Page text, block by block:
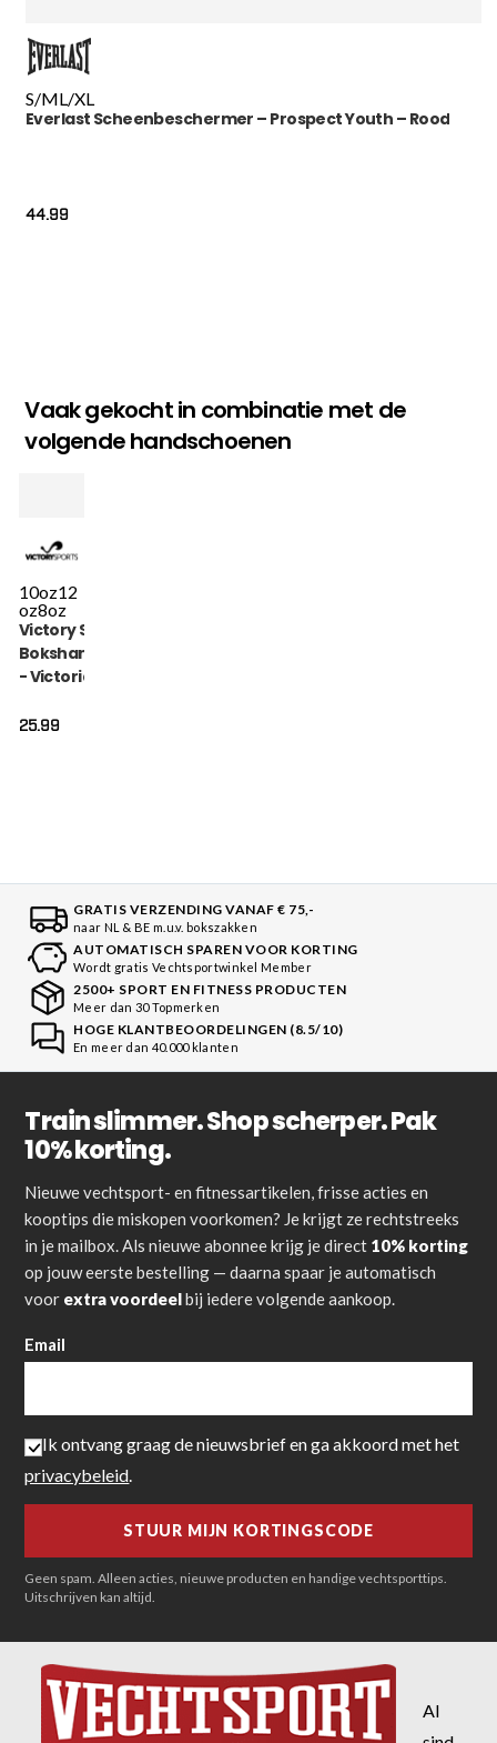
S/ML/XL
Everlast Scheenbeschermer – Prospect Youth – Rood
44.99
Vaak gekocht in combinatie met de
volgende handschoenen
10oz12
oz8oz
Victory Sports
Bokshandschoen
- Victorian - Roze
25.99
GRATIS VERZENDING VANAF € 75,-
naar NL & BE m.u.v. bokszakken
AUTOMATISCH SPAREN VOOR KORTING
Wordt gratis Vechtsportwinkel Member
2500+ SPORT EN FITNESS PRODUCTEN
Meer dan 30 Topmerken
HOGE KLANTBEOORDELINGEN (8.5/10)
En meer dan 40.000 klanten
Train slimmer. Shop scherper. Pak
10% korting.
Nieuwe vechtsport- en fitnessartikelen, frisse acties en
kooptips die miskopen voorkomen? Je krijgt ze rechtstreeks
in je mailbox. Als nieuwe abonnee krijg je direct 10% korting
op jouw eerste bestelling — daarna spaar je automatisch
voor extra voordeelbij iedere volgende aankoop.
Email
Ik ontvang graag de nieuwsbrief en ga akkoord met het
privacybeleid.
Geen spam. Alleen acties, nieuwe producten en handige vechtsporttips.
Uitschrijven kan altijd.
Al